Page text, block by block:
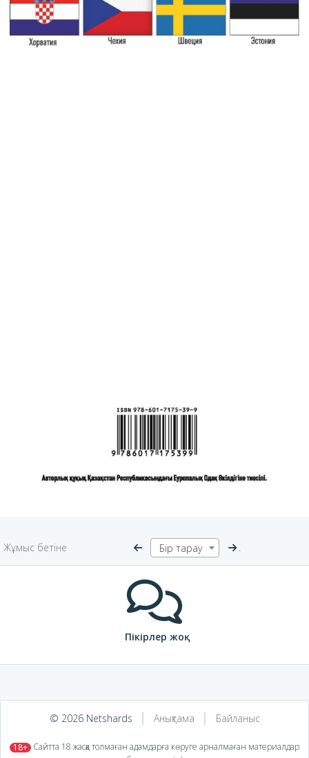
Жұмыс бетіне Бір тарау .
Пікірлер жоқ
© 2026 Netshards Анықтама Байланыс
18+ ​ Сайтта 18 жасқа толмаған адамдарға көруге арналмаған материалдар